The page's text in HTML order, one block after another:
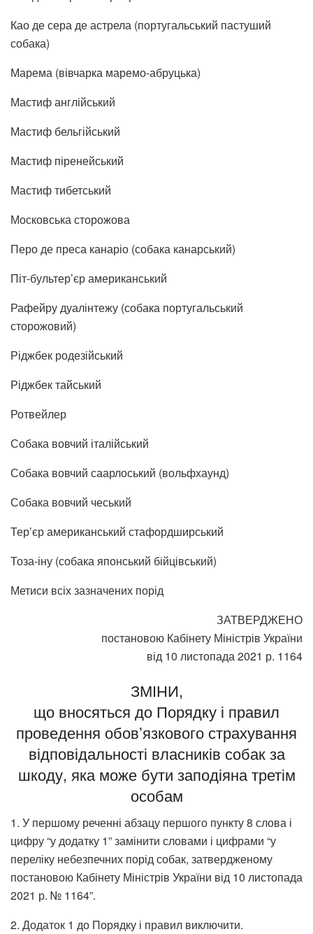
Као де сера де астрела (португальський пастуший
собака)
Марема (вівчарка маремо-абруцька)
Мастиф англійський
Мастиф бельгійський
Мастиф піренейський
Мастиф тибетський
Московська сторожова
Перо де преса канаріо (собака канарський)
Піт-бультер’єр американський
Рафейру дуалінтежу (собака португальський
сторожовий)
Ріджбек родезійський
Ріджбек тайський
Ротвейлер
Собака вовчий італійський
Собака вовчий саарлоський (вольфхаунд)
Собака вовчий чеський
Тер’єр американський стафордширський
Тоза-іну (собака японський бійцівський)
Метиси всіх зазначених порід
ЗАТВЕРДЖЕНО
постановою Кабінету Міністрів України
від 10 листопада 2021 р. 1164
ЗМІНИ,
що вносяться до Порядку і правил
проведення обов’язкового страхування
відповідальності власників собак за
шкоду, яка може бути заподіяна третім
особам
1. У першому реченні абзацу першого пункту 8 слова і
цифру “у додатку 1” замінити словами і цифрами “у
переліку небезпечних порід собак, затвердженому
постановою Кабінету Міністрів України від 10 листопада
2021 р. № 1164”.
2. Додаток 1 до Порядку і правил виключити.